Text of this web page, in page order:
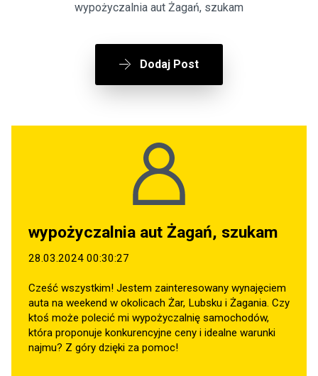
wypożyczalnia aut Żagań, szukam
Dodaj Post
wypożyczalnia aut Żagań, szukam
28.03.2024 00:30:27
Cześć wszystkim! Jestem zainteresowany wynajęciem
auta na weekend w okolicach Żar, Lubsku i Żagania. Czy
ktoś może polecić mi wypożyczalnię samochodów,
która proponuje konkurencyjne ceny i idealne warunki
najmu? Z góry dzięki za pomoc!